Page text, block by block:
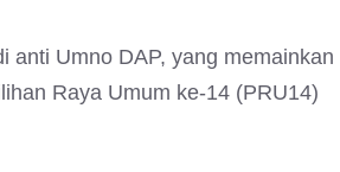
anti Umno DAP, yang memainkan
Raya Umum ke-14 (PRU14)